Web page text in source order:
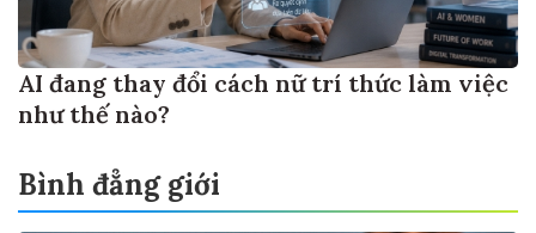
AI đang thay đổi cách nữ trí thức làm việc
như thế nào?
Bình đẳng giới